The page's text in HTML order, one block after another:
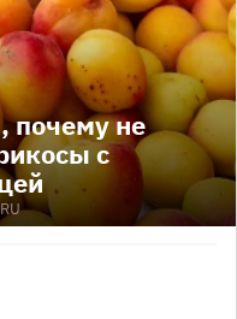
почему не
с